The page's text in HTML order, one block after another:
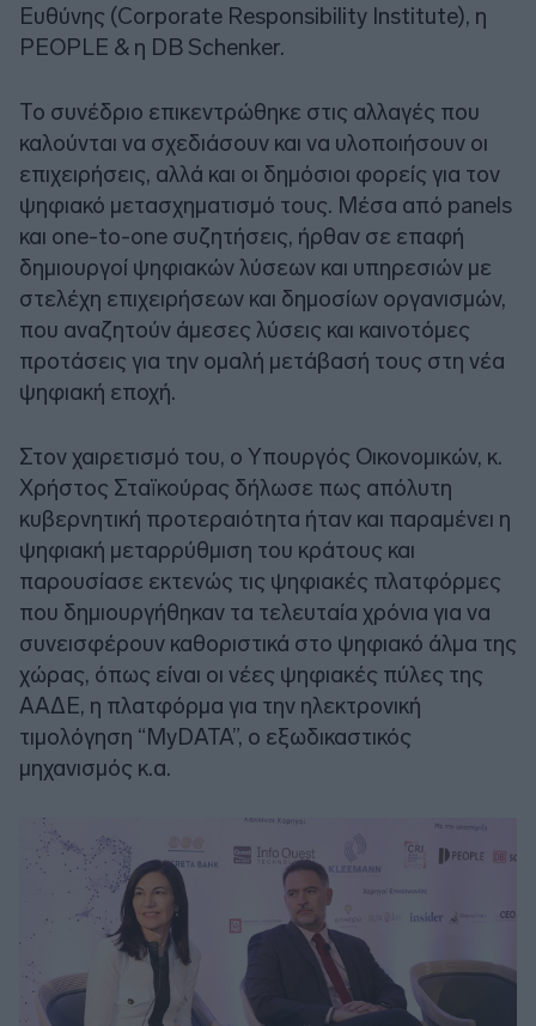
Ευθύνης (Corporate Responsibility Institute), η
PEOPLE & η DB Schenker.
Το συνέδριο επικεντρώθηκε στις αλλαγές που
καλούνται να σχεδιάσουν και να υλοποιήσουν οι
επιχειρήσεις, αλλά και οι δημόσιοι φορείς για τον
ψηφιακό μετασχηματισμό τους. Μέσα από panels
και one-to-one συζητήσεις, ήρθαν σε επαφή
δημιουργοί ψηφιακών λύσεων και υπηρεσιών με
στελέχη επιχειρήσεων και δημοσίων οργανισμών,
που αναζητούν άμεσες λύσεις και καινοτόμες
προτάσεις για την ομαλή μετάβασή τους στη νέα
ψηφιακή εποχή.
Στον χαιρετισμό του, ο Υπουργός Οικονομικών, κ.
Χρήστος Σταϊκούρας δήλωσε πως απόλυτη
κυβερνητική προτεραιότητα ήταν και παραμένει η
ψηφιακή μεταρρύθμιση του κράτους και
παρουσίασε εκτενώς τις ψηφιακές πλατφόρμες
που δημιουργήθηκαν τα τελευταία χρόνια για να
συνεισφέρουν καθοριστικά στο ψηφιακό άλμα της
χώρας, όπως είναι οι νέες ψηφιακές πύλες της
ΑΑΔΕ, η πλατφόρμα για την ηλεκτρονική
τιμολόγηση “ΜyDATA”, ο εξωδικαστικός
μηχανισμός κ.α.